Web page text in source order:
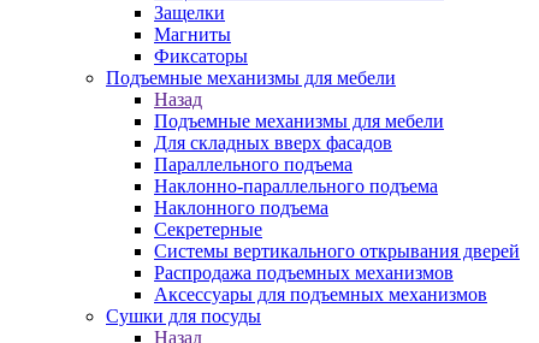
Защелки
Магниты
Фиксаторы
Подъемные механизмы для мебели
Назад
Подъемные механизмы для мебели
Для складных вверх фасадов
Параллельного подъема
Наклонно-параллельного подъема
Наклонного подъема
Секретерные
Системы вертикального открывания дверей
Распродажа подъемных механизмов
Аксессуары для подъемных механизмов
Сушки для посуды
Назад